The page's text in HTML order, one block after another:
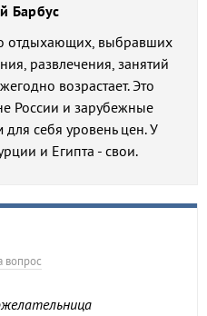
Барбус
отдыхающих, выбравших
развлечения, занятий
возрастает. Это
России и зарубежные
себя уровень цен. У
и Египта - свои.
вопрос